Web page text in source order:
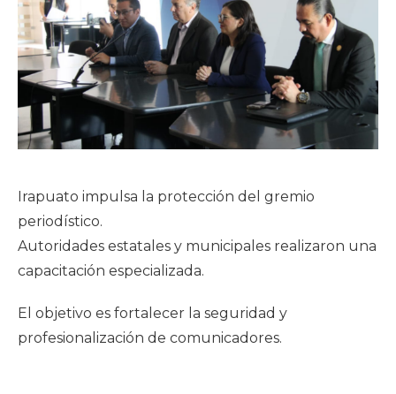
Irapuato impulsa la protección del gremio
periodístico.
Autoridades estatales y municipales realizaron una
capacitación especializada.
El objetivo es fortalecer la seguridad y
profesionalización de comunicadores.